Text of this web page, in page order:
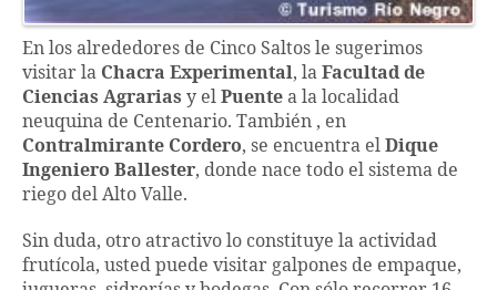
En los alrededores de Cinco Saltos le sugerimos
visitar la Chacra Experimental, la Facultad de
Ciencias Agrarias y el Puente a la localidad
neuquina de Centenario. También , en
Contralmirante Cordero, se encuentra el Dique
Ingeniero Ballester, donde nace todo el sistema de
riego del Alto Valle.
Sin duda, otro atractivo lo constituye la actividad
frutícola, usted puede visitar galpones de empaque,